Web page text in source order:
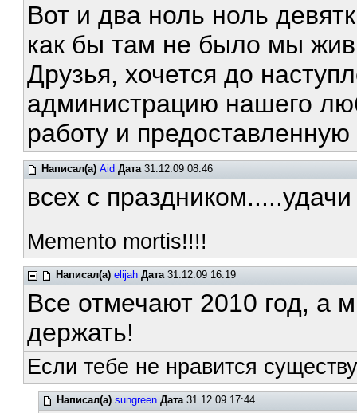
Вот и два ноль ноль
как бы там не было мы
Друзья, хочется до
администрацию нашего
работу и
Написал(а) Aid Дата31.12.09 08:46
всех с праздником.....удачи
Memento mortis!!!!
Написал(а) elijah Дата31.12.09 16:19
Все отмечают 2010 год, а
держать!
Если тебе не нравится
Написал(а) sungreen Дата31.12.09 17:44